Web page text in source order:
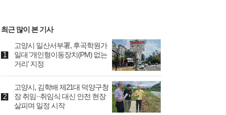
최근 많이 본 기사
고양시 일산서부署, 후곡학원가
일대 '개인형이동장치(PM) 없는
거리' 지정
고양시, 김학배 제21대 덕양구청
장 취임··취임식 대신 안전 현장
살피며 일정 시작